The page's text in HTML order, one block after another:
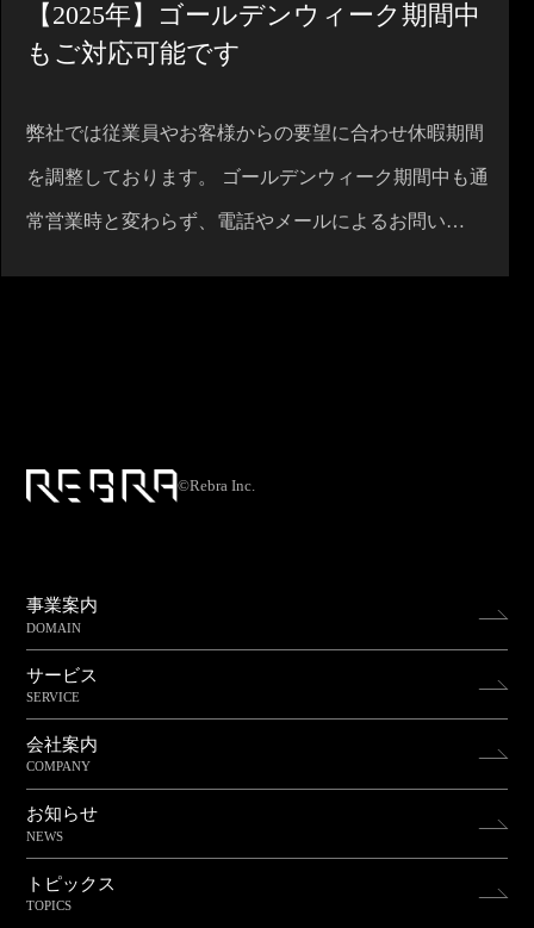
【2025年】ゴールデンウィーク期間中
もご対応可能です
弊社では従業員やお客様からの要望に合わせ休暇期間
を調整しております。 ゴールデンウィーク期間中も通
常営業時と変わらず、電話やメールによるお問い…
©Rebra Inc.
DOMAIN
事業案内
SERVICE
サービス
COMPANY
会社案内
NEWS
お知らせ
TOPICS
トピックス